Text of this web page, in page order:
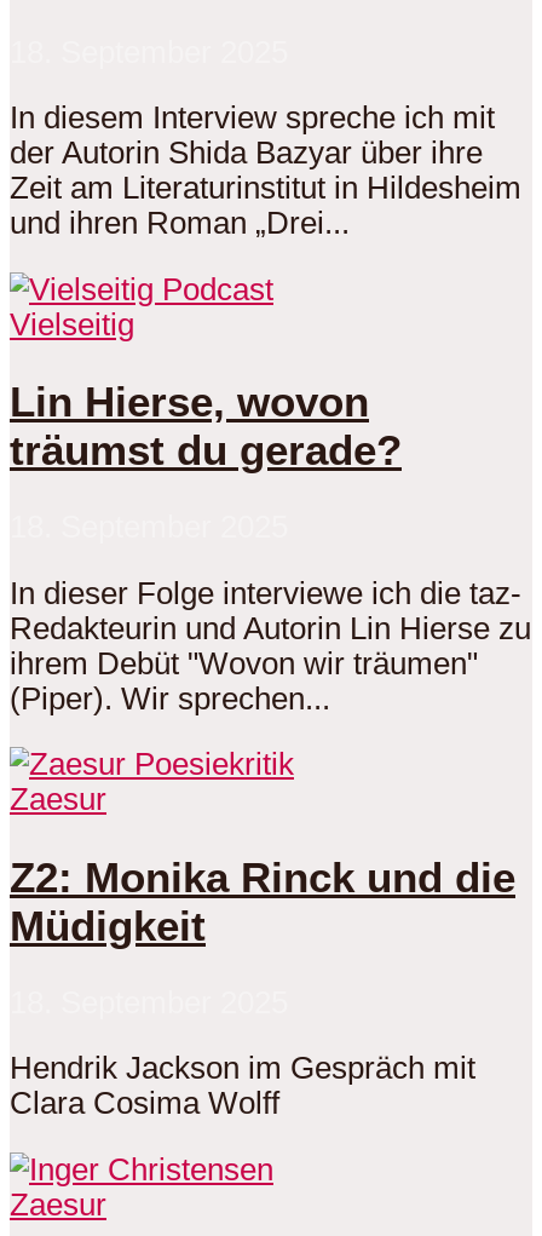
In diesem Interview spreche ich mit
der Autorin Shida Bazyar über ihre
Zeit am Literaturinstitut in Hildesheim
und ihren Roman „Drei...
Vielseitig
Lin Hierse, wovon
träumst du gerade?
In dieser Folge interviewe ich die taz-
Redakteurin und Autorin Lin Hierse zu
ihrem Debüt "Wovon wir träumen"
(Piper). Wir sprechen...
Zaesur
Z2: Monika Rinck und die
Müdigkeit
Hendrik Jackson im Gespräch mit
Clara Cosima Wolff
Zaesur